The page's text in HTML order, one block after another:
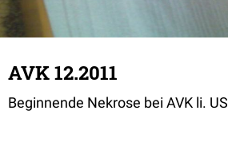
AVK 12.2011
Beginnende Nekrose bei AVK li.